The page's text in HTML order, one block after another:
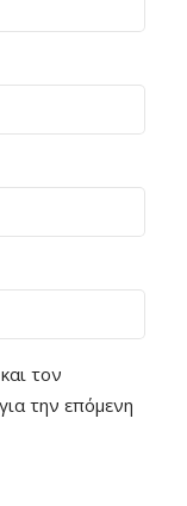
τον
την επόμενη